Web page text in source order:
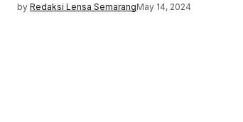
by Redaksi Lensa SemarangMay 14, 2024